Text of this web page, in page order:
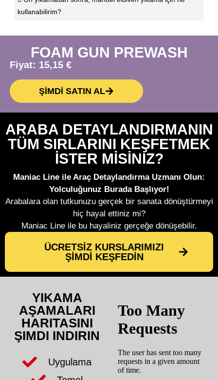
kullanabilirim?
FOAM GUN PREWASH
Fiyat: 15,15 €
ŞİMDİ SATIN AL
ARABA DETAYLANDIRMANIN
TÜM SIRLARINI KEŞFETMEK
ISTER MISINIZ?
Maniac Line ile Araç Detaylandırma Uzmanı Olun:
Yolculuğunuz Burada Başlıyor!
Arabalara olan tutkunuzu gerçek bir sanata dönüştürmeyi
hiç hayal ettiniz mi?
Maniac Line ile bu hayaliniz gerçeğe dönüşebilir.
ÜCRETSİZ KURSLARIMIZI
ŞİMDİ KEŞFEDİN
YIKAMA
AŞAMALARI
HARITASINI
ŞIMDI INDIRIN
Uygulama